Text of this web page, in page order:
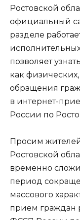
Ростовской
официальный
разделе
позволяет
как
обращения
в интернет-
России по
Просим
Ростовской
временно
период
массового
прием граждан